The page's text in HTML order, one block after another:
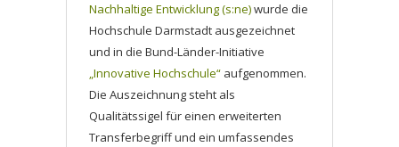
Nachhaltige Entwicklung (s:ne)wurde die
Hochschule Darmstadt ausgezeichnet
und in die Bund-Länder-Initiative
„Innovative Hochschule“ aufgenommen.
Die Auszeichnung steht als
Qualitätssigel für einen erweiterten
Transferbegriff und ein umfassendes